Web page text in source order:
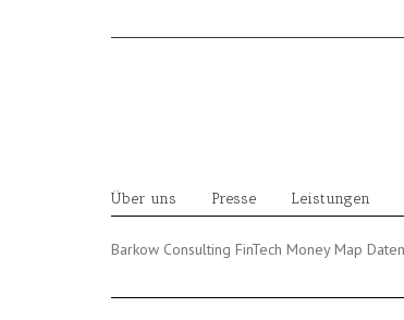
Über uns Presse Leistungen
Barkow Consulting FinTech Money Map